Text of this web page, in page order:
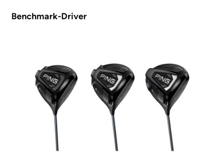
Benchmark-Driver